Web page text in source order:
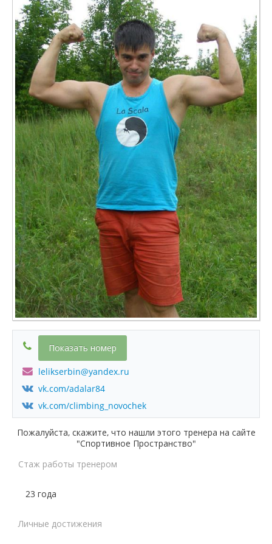
Показать номер
lelikserbin@yandex.ru
vk.com/adalar84
vk.com/climbing_novochek
Пожалуйста, скажите, что нашли этого тренера на сайте
"Спортивное Пространство"
Стаж работы тренером
23 года
Личные достижения